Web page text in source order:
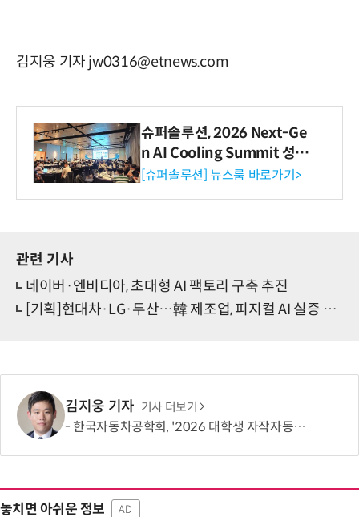
김지웅 기자 jw0316@etnews.com
슈퍼솔루션, 2026 Next-Ge
n AI Cooling Summit 성황
리 성료
[슈퍼솔루션] 뉴스룸 바로가기>
관련 기사
네이버·엔비디아, 초대형 AI 팩토리 구축 추진
[기획]현대차·LG·두산…韓 제조업, 피지컬 AI 실증 기지로
김지웅 기자 기사 더보기
한국자동차공학회, '2026 대학생 자작자동차대회 포뮬러 부문' 개최
놓치면 아쉬운 정보 AD